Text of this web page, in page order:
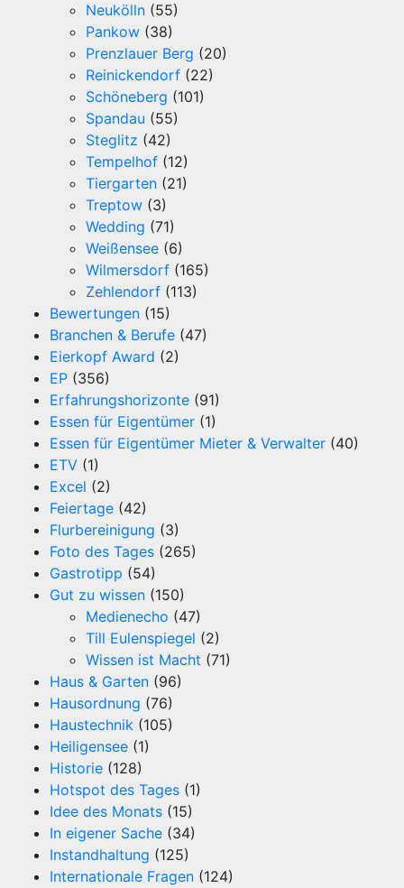
Neukölln (55)
Pankow (38)
Prenzlauer Berg (20)
Reinickendorf (22)
Schöneberg (101)
Spandau (55)
Steglitz (42)
Tempelhof (12)
Tiergarten (21)
Treptow (3)
Wedding (71)
Weißensee (6)
Wilmersdorf (165)
Zehlendorf (113)
Bewertungen (15)
Branchen & Berufe (47)
Eierkopf Award (2)
EP (356)
Erfahrungshorizonte (91)
Essen für Eigentümer (1)
Essen für Eigentümer Mieter & Verwalter (40)
ETV (1)
Excel (2)
Feiertage (42)
Flurbereinigung (3)
Foto des Tages (265)
Gastrotipp (54)
Gut zu wissen (150)
Medienecho (47)
Till Eulenspiegel (2)
Wissen ist Macht (71)
Haus & Garten (96)
Hausordnung (76)
Haustechnik (105)
Heiligensee (1)
Historie (128)
Hotspot des Tages (1)
Idee des Monats (15)
In eigener Sache (34)
Instandhaltung (125)
Internationale Fragen (124)